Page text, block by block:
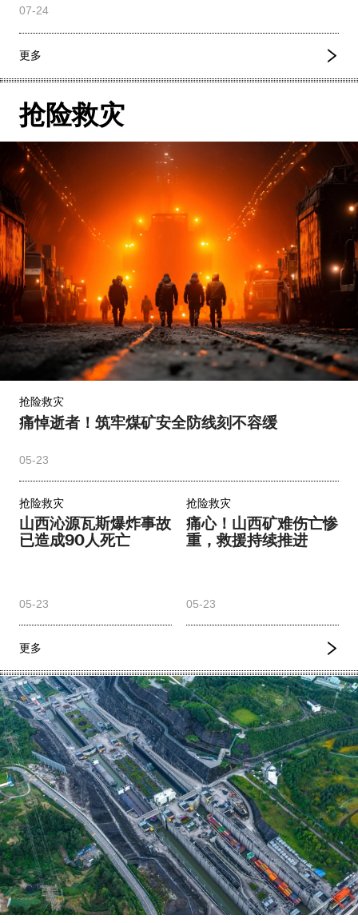
07-24
更多
抢险救灾
抢险救灾
痛悼逝者！筑牢煤矿安全防线刻不容缓
05-23
抢险救灾
山西沁源瓦斯爆炸事故
已造成90人死亡
05-23
抢险救灾
痛心！山西矿难伤亡惨
重，救援持续推进
05-23
更多